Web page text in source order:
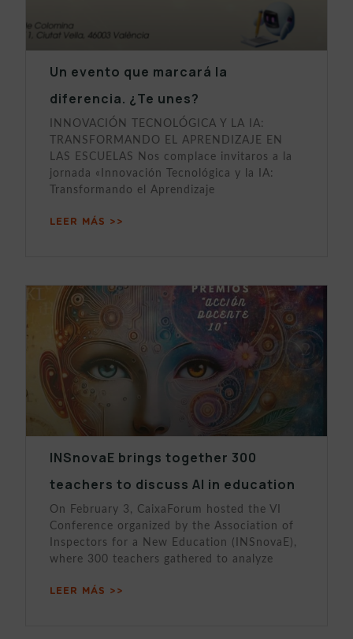
Un evento que marcará la
diferencia. ¿Te unes?
INNOVACIÓN TECNOLÓGICA Y LA IA:
TRANSFORMANDO EL APRENDIZAJE EN
LAS ESCUELAS Nos complace invitaros a la
jornada «Innovación Tecnológica y la IA:
Transformando el Aprendizaje
LEER MÁS >>
INSnovaE brings together 300
teachers to discuss AI in education
On February 3, CaixaForum hosted the VI
Conference organized by the Association of
Inspectors for a New Education (INSnovaE),
where 300 teachers gathered to analyze
LEER MÁS >>